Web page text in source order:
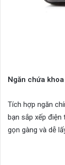
Ngăn chứa
Tích hợp ngăn
bạn sắp xếp điện
gọn gàng và dễ